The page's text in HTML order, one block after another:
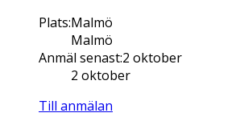
Plats:Malmö
Malmö
Anmäl senast:2 oktober
2 oktober
Till anmälan